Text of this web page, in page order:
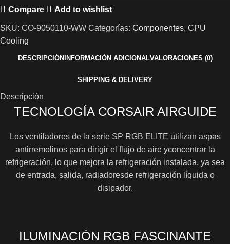
Compare Add to wishlist
SKU: CO-9050110-WW Categorías: Componentes, CPU
Cooling
DESCRIPCIÓNINFORMACIÓN ADICIONALVALORACIONES (0)
SHIPPING & DELIVERY
Descripción
TECNOLOGÍA CORSAIR AIRGUIDE
Los ventiladores de la serie SP RGB ELITE utilizan aspas
antirremolinos para dirigir el flujo de aire yconcentrar la
refrigeración, lo que mejora la refrigeración instalada, ya sea
de entrada, salida, radiadoresde refrigeración líquida o
disipador.
ILUMINACIÓN RGB FASCINANTE